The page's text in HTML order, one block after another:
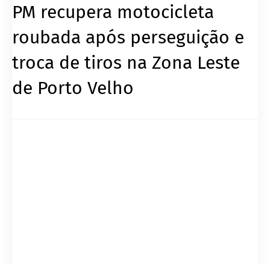
PM recupera motocicleta
roubada após perseguição e
troca de tiros na Zona Leste
de Porto Velho